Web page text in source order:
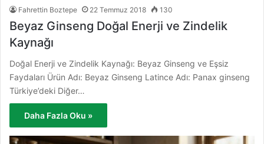
Fahrettin Boztepe 22 Temmuz 2018 130
Beyaz Ginseng Doğal Enerji ve Zindelik
Kaynağı
Doğal Enerji ve Zindelik Kaynağı: Beyaz Ginseng ve Eşsiz
Faydaları Ürün Adı: Beyaz Ginseng Latince Adı: Panax ginseng
Türkiye’deki Diğer…
Daha Fazla Oku »